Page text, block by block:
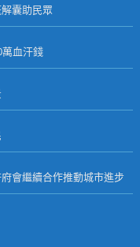
囊助民眾
血汗錢
會繼續合作推動城市進步